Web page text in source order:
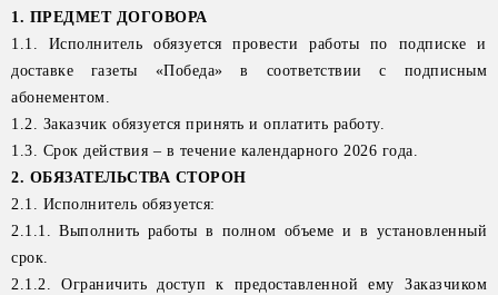
1. ПРЕДМЕТ ДОГОВОРА
1.1. Исполнитель обязуется провести работы по подписке и
доставке газеты «Победа» в соответствии с подписным
абонементом.
1.2. Заказчик обязуется принять и оплатить работу.
1.3. Срок действия – в течение календарного 2026 года.
2. ОБЯЗАТЕЛЬСТВА СТОРОН
2.1. Исполнитель обязуется:
2.1.1. Выполнить работы в полном объеме и в установленный
срок.
2.1.2. Ограничить доступ к предоставленной ему Заказчиком